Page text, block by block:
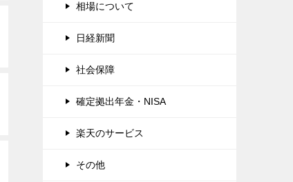
相場について
日経新聞
社会保障
確定拠出年金・NISA
楽天のサービス
その他